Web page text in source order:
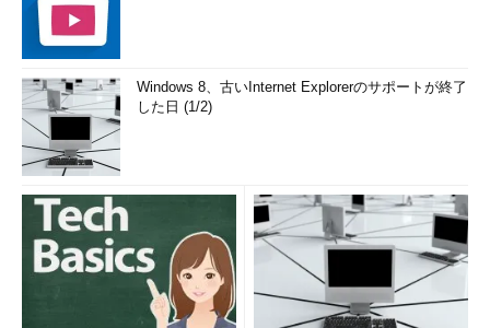
Windows 8、古いInternet Explorerのサポートが終了
した日 (1/2)